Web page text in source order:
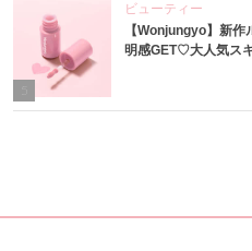
ビューティー
【Wonjungyo】新
明感GET♡大人気ス